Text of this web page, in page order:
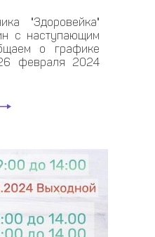
"Здоровейка"
с наступающим
о графике
февраля 2024